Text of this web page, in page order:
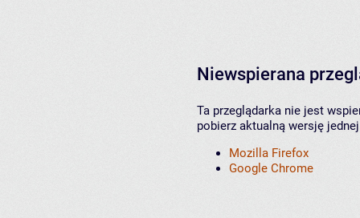
Niewspierana
Ta przeglądarka nie jest
pobierz aktualną wersję
Mozilla Firefox
Google Chrome